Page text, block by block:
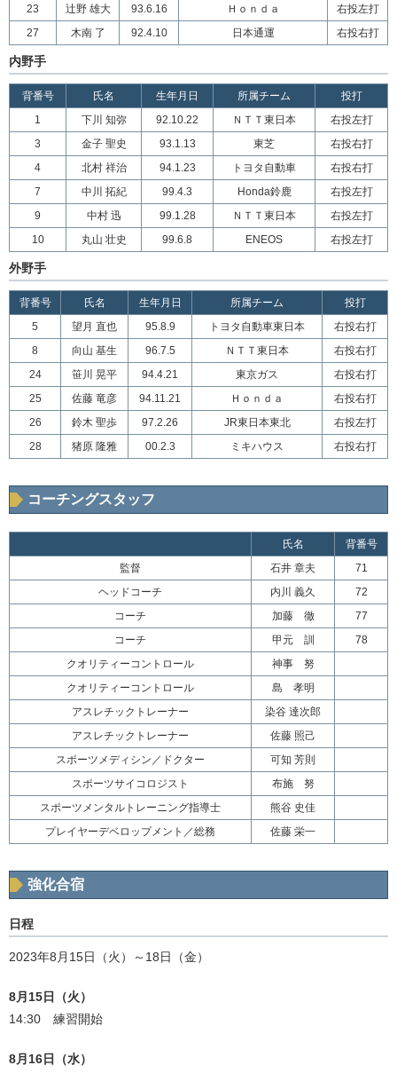
23
辻野 雄大 93.6.16 Ｈｏｎｄａ
右投左打
27
木南 了 92.4.10 日本通運 右投右打
内野手
背番号 氏名 生年月日 所属チーム
投打
1
下川 知弥 92.10.22 ＮＴＴ東日本
右投左打
3
金子 聖史 93.1.13 東芝
右投右打
4
北村 祥治 94.1.23 トヨタ自動車
右投右打
7
中川 拓紀 99.4.3 Honda鈴鹿
右投左打
9
中村 迅 99.1.28 ＮＴＴ東日本
右投左打
10
丸山 壮史 99.6.8 ENEOS 右投左打
外野手
背番号 氏名 生年月日 所属チーム
投打
5
望月 直也 95.8.9 トヨタ自動車東日本
右投右打
8
向山 基生 96.7.5 ＮＴＴ東日本
右投右打
24
笹川 晃平 94.4.21 東京ガス
右投右打
25
佐藤 竜彦 94.11.21 Ｈｏｎｄａ
右投右打
26
鈴木 聖歩 97.2.26 JR東日本東北
右投左打
28
猪原 隆雅 00.2.3 ミキハウス 右投右打
コーチングスタッフ
氏名
背番号
監督
石井 章夫
71
ヘッドコーチ
内川 義久
72
コーチ
加藤 徹
77
コーチ
甲元 訓
78
クオリティーコントロール
神事 努
クオリティーコントロール
島 孝明
アスレチックトレーナー
染谷 達次郎
アスレチックトレーナー
佐藤 照己
スポーツメディシン／ドクター
可知 芳則
スポーツサイコロジスト
布施 努
スポーツメンタルトレーニング指導士
熊谷 史佳
プレイヤーデベロップメント／総務
佐藤 栄一
強化合宿
日程
2023年8月15日（火）～18日（金）
8月15日（火）
14:30 練習開始
8月16日（水）